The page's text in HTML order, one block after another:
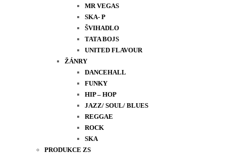
MR VEGAS
SKA- P
ŠVIHADLO
TATA BOJS
UNITED FLAVOUR
ŽÁNRY
DANCEHALL
FUNKY
HIP – HOP
JAZZ/ SOUL/ BLUES
REGGAE
ROCK
SKA
PRODUKCE ZS